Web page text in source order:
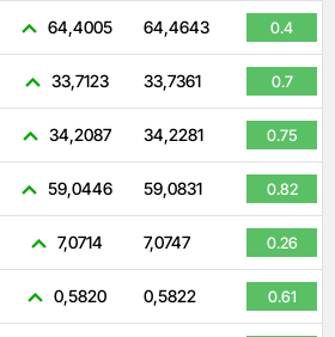
64,4005 64,4643 0.4
33,7123 33,7361 0.7
34,2087 34,2281 0.75
59,0446 59,0831 0.82
7,0714 7,0747 0.26
0,5820 0,5822 0.61